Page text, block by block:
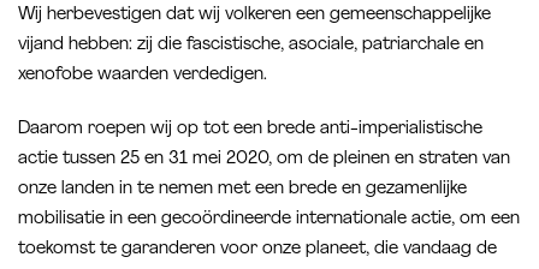
Wij herbevestigen dat wij volkeren een gemeenschappelijke
vijand hebben: zij die fascistische, asociale, patriarchale en
xenofobe waarden verdedigen.
Daarom roepen wij op tot een brede anti-imperialistische
actie tussen 25 en 31 mei 2020, om de pleinen en straten van
onze landen in te nemen met een brede en gezamenlijke
mobilisatie in een gecoördineerde internationale actie, om een
toekomst te garanderen voor onze planeet, die vandaag de